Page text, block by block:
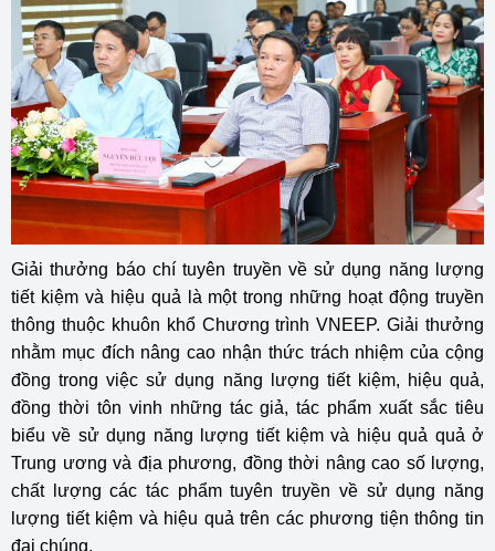
Giải thưởng báo chí tuyên truyền về sử dụng năng lượng
tiết kiệm và hiệu quả là một trong những hoạt động truyền
thông thuộc khuôn khổ Chương trình VNEEP. Giải thưởng
nhằm mục đích nâng cao nhận thức trách nhiệm của cộng
đồng trong việc sử dụng năng lượng tiết kiệm, hiệu quả,
đồng thời tôn vinh những tác giả, tác phẩm xuất sắc tiêu
biểu về sử dụng năng lượng tiết kiệm và hiệu quả quả ở
Trung ương và địa phương, đồng thời nâng cao số lượng,
chất lượng các tác phẩm tuyên truyền về sử dụng năng
lượng tiết kiệm và hiệu quả trên các phương tiện thông tin
đại chúng.